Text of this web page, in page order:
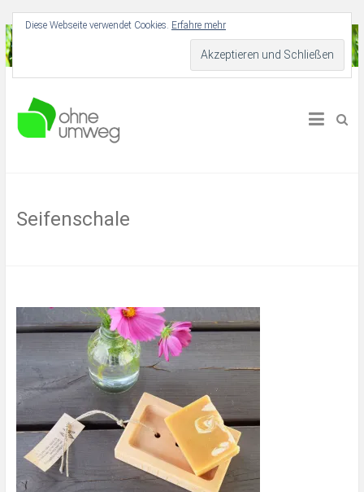
Seifenschale
Diese Webseite verwendet Cookies. Erfahre mehr